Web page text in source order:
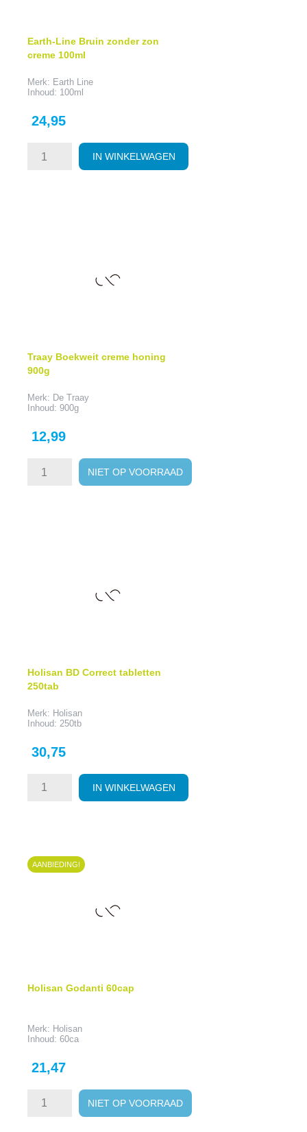
Earth-Line Bruin zonder zon
creme 100ml
Merk: Earth Line
Inhoud: 100ml
Prijs
24,95
IN WINKELWAGEN
Traay Boekweit creme honing
900g
Merk: De Traay
Inhoud: 900g
Prijs
12,99
NIET OP VOORRAAD
Holisan BD Correct tabletten
250tab
Merk: Holisan
Inhoud: 250tb
Prijs
30,75
IN WINKELWAGEN
Holisan Godanti 60cap
Merk: Holisan
Inhoud: 60ca
Prijs
21,47
NIET OP VOORRAAD
AANBIEDING!